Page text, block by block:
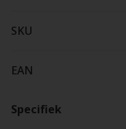
SKU
EAN
Specifiek